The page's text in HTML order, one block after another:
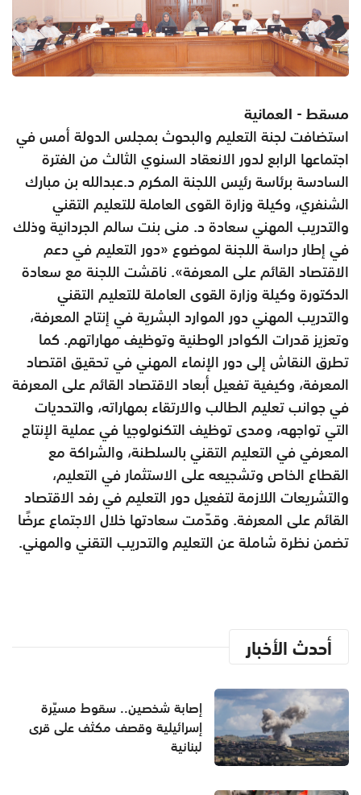
مسقط - العمانية
استضافت لجنة التعليم والبحوث بمجلس الدولة أمس في
اجتماعها الرابع لدور الانعقاد السنوي الثالث من الفترة
السادسة برئاسة رئيس اللجنة المكرم د.عبدالله بن مبارك
الشنفري، وكيلة وزارة القوى العاملة للتعليم التقني
والتدريب المهني سعادة د. منى بنت سالم الجردانية وذلك
في إطار دراسة اللجنة لموضوع «دور التعليم في دعم
الاقتصاد القائم على المعرفة». ناقشت اللجنة مع سعادة
الدكتورة وكيلة وزارة القوى العاملة للتعليم التقني
والتدريب المهني دور الموارد البشرية في إنتاج المعرفة،
وتعزيز قدرات الكوادر الوطنية وتوظيف مهاراتهم. كما
تطرق النقاش إلى دور الإنماء المهني في تحقيق اقتصاد
المعرفة، وكيفية تفعيل أبعاد الاقتصاد القائم على المعرفة
في جوانب تعليم الطالب والارتقاء بمهاراته، والتحديات
التي تواجهه، ومدى توظيف التكنولوجيا في عملية الإنتاج
المعرفي في التعليم التقني بالسلطنة، والشراكة مع
القطاع الخاص وتشجيعه على الاستثمار في التعليم،
والتشريعات اللازمة لتفعيل دور التعليم في رفد الاقتصاد
القائم على المعرفة. وقدّمت سعادتها خلال الاجتماع عرضًا
تضمن نظرة شاملة عن التعليم والتدريب التقني والمهني.
أحدث الأخبار
إصابة شخصين.. سقوط مسيّرة
إسرائيلية وقصف مكثف على قرى
لبنانية